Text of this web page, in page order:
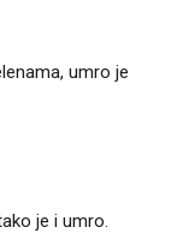
umro je
je i umro.